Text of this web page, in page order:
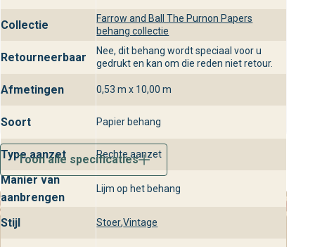
Collectie
Farrow and Ball The Purnon Papers
behang collectie
Retourneerbaar
Nee, dit behang wordt speciaal voor u
gedrukt en kan om die reden niet retour.
Afmetingen 0,53 m x 10,00 m
Soort Papier behang
Type aanzet Rechte aanzet
Manier van
aanbrengen
Lijm op het behang
Stijl Stoer,Vintage
Toon alle specificaties